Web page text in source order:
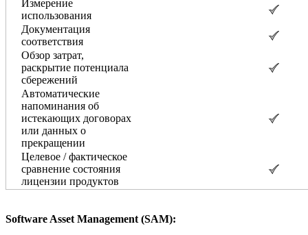
Измерение
использования
Документация
соответствия
Обзор затрат,
раскрытие потенциала
сбережений
Автоматические
напоминания об
истекающих договорах
или данных о
прекращении
Целевое / фактическое
сравнение состояния
лицензии продуктов
Software Asset Management (SAM):